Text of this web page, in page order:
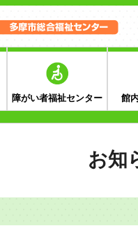
障がい者福祉センター 館
お知